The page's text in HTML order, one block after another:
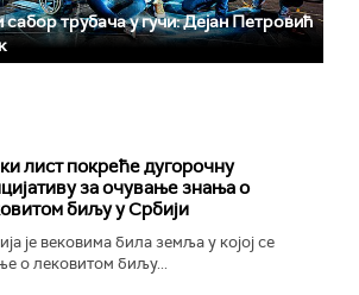
трубача у гучи: Дејан Петровић
лист покреће дугорочну
за очување знања о
биљу у Србији
је вековима била земља у којој се
о лековитом биљу...